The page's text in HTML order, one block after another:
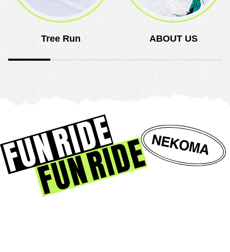
Tree Run ABOUT US